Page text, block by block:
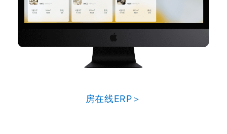
房在线ERP＞